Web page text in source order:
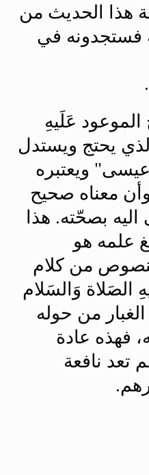
هذا الحديث من
فستجدونه في
.
الموعود عَلَيهِ
يحتج ويستدل
ويعتبره
معناه صحيح
بصحّته. هذا
علمه هو
من كلام
الصَلاة وَالسَلام
من حوله
فهذه عادة
تعد نافعة
.